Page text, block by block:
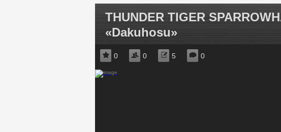
THUNDER TIGER
«Dakuhosu»
0 0 5 0